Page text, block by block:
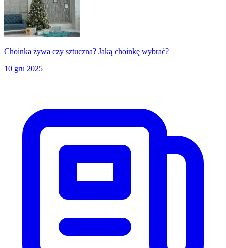
Choinka żywa czy sztuczna? Jaką choinkę wybrać?
10 gru 2025